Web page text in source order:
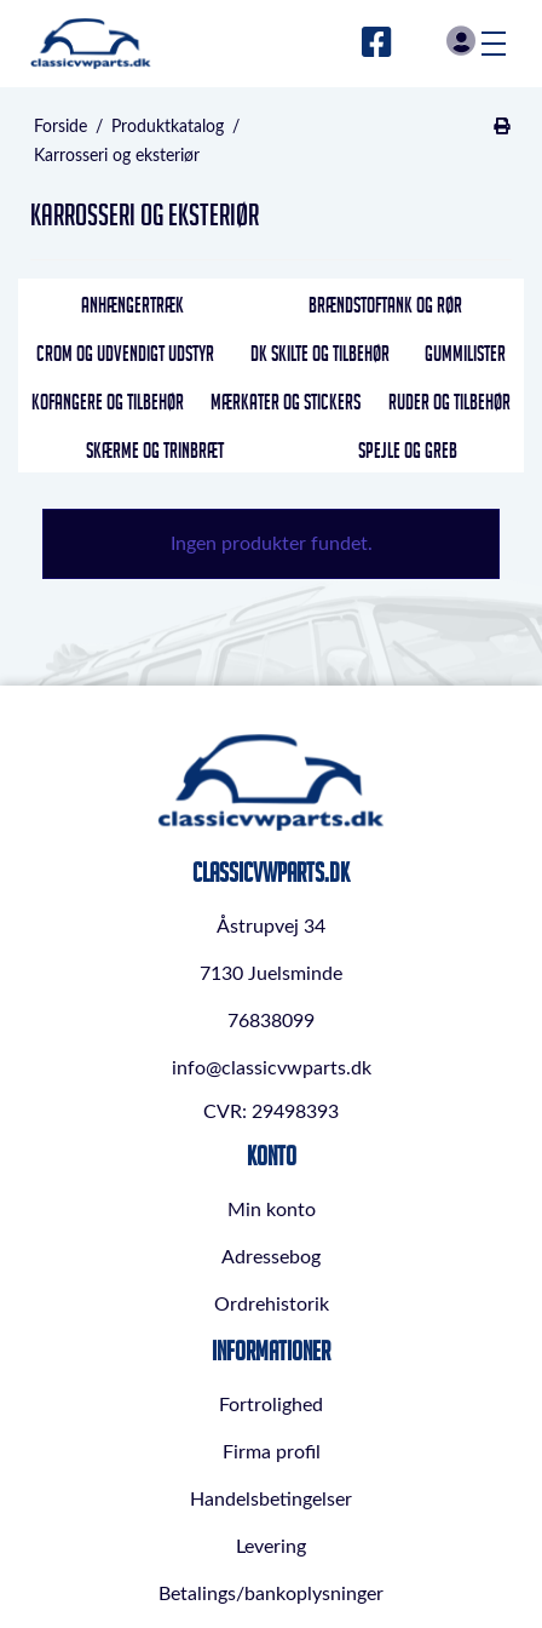
Forside / Produktkatalog /
Karrosseri og eksteriør
Karrosseri og eksteriør
ANHÆNGERTRÆK
BRÆNDSTOFTANK OG RØR
CROM OG UDVENDIGT UDSTYR
DK SKILTE OG TILBEHØR
GUMMILISTER
KOFANGERE OG TILBEHØR
MÆRKATER OG STICKERS
RUDER OG TILBEHØR
SKÆRME OG TRINBRÆT
SPEJLE OG GREB
Ingen produkter fundet.
ClassicVWParts.dk
Åstrupvej 34
7130 Juelsminde
76838099
info@classicvwparts.dk
CVR: 29498393
Konto
Min konto
Adressebog
Ordrehistorik
Informationer
Fortrolighed
Firma profil
Handelsbetingelser
Levering
Betalings/bankoplysninger